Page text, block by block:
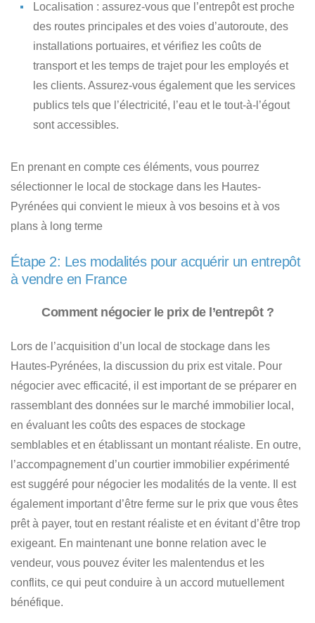
Localisation : assurez-vous que l’entrepôt est proche
des routes principales et des voies d’autoroute, des
installations portuaires, et vérifiez les coûts de
transport et les temps de trajet pour les employés et
les clients. Assurez-vous également que les services
publics tels que l’électricité, l’eau et le tout-à-l’égout
sont accessibles.
En prenant en compte ces éléments, vous pourrez
sélectionner le local de stockage dans les Hautes-
Pyrénées qui convient le mieux à vos besoins et à vos
plans à long terme
Étape 2: Les modalités pour acquérir un entrepôt
à vendre en France
Comment négocier le prix de l’entrepôt ?
Lors de l’acquisition d’un local de stockage dans les
Hautes-Pyrénées, la discussion du prix est vitale. Pour
négocier avec efficacité, il est important de se préparer en
rassemblant des données sur le marché immobilier local,
en évaluant les coûts des espaces de stockage
semblables et en établissant un montant réaliste. En outre,
l’accompagnement d’un courtier immobilier expérimenté
est suggéré pour négocier les modalités de la vente. Il est
également important d’être ferme sur le prix que vous êtes
prêt à payer, tout en restant réaliste et en évitant d’être trop
exigeant. En maintenant une bonne relation avec le
vendeur, vous pouvez éviter les malentendus et les
conflits, ce qui peut conduire à un accord mutuellement
bénéfique.